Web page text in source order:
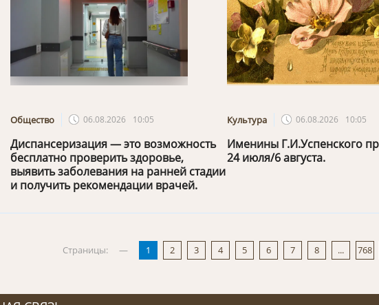
Общество 06.08.2026 10:05
Диспансеризация — это возможность
бесплатно проверить здоровье,
выявить заболевания на ранней стадии
и получить рекомендации врачей.
Культура 06.08.2026 10:05
Именины Г.И.Успенского
24 июля/6 августа.
Страницы: — 1 2 3 4 5 6 7 8 ... 768